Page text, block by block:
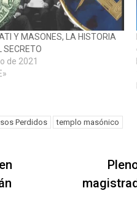
Y MASONES, LA HISTORIA
SECRETO
de 2021
Perdidos templo masónico